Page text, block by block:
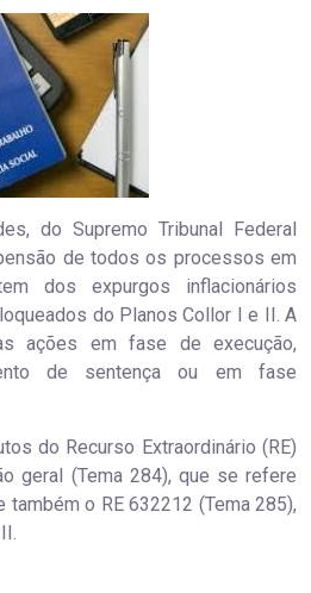
do Supremo Tribunal Federal
de todos os processos em
dos expurgos inflacionários
do Planos Collor I e II. A
ações em fase de execução,
de sentença ou em fase
do Recurso Extraordinário (RE)
geral (Tema 284), que se refere
também o RE 632212 (Tema 285),